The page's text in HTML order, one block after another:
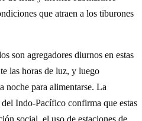
que atraen a los tiburones
son agregadores diurnos en estas
las horas de luz, y luego
noche para alimentarse. La
Indo-Pacífico confirma que estas
social, el uso de estaciones de